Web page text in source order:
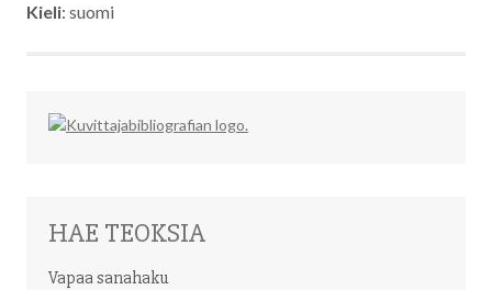
Kieli: suomi
HAE TEOKSIA
Vapaa sanahaku